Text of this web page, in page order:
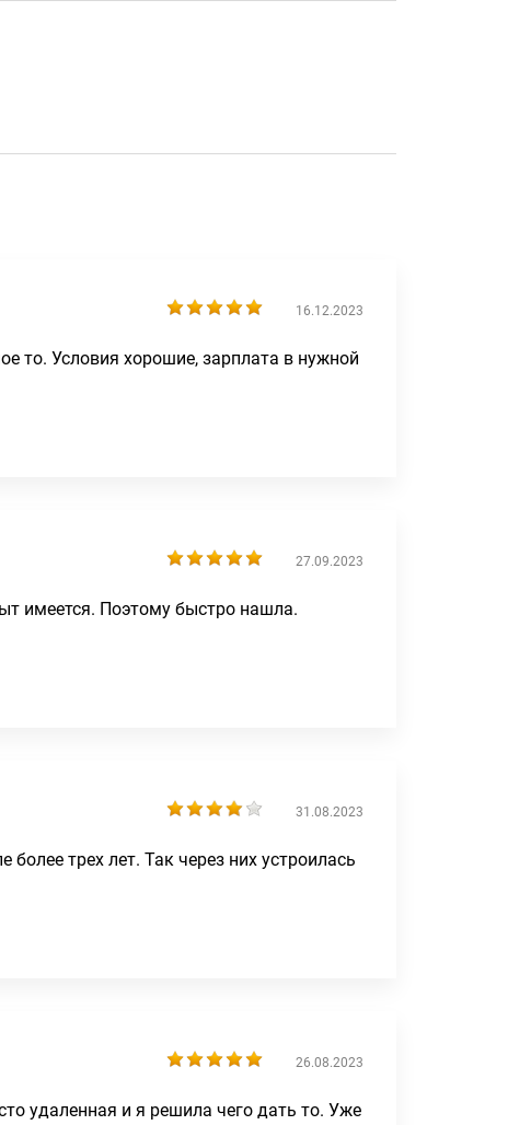
16.12.2023
то. Условия хорошие, зарплата в нужной
27.09.2023
имеется. Поэтому быстро нашла.
31.08.2023
трех лет. Так через них устроилась
26.08.2023
удаленная и я решила чего дать то. Уже